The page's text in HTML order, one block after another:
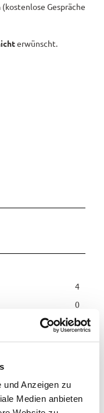
und Anzeigen zu
Medien anbieten
(kostenlose Gespräche
erwünscht.
4
0
1